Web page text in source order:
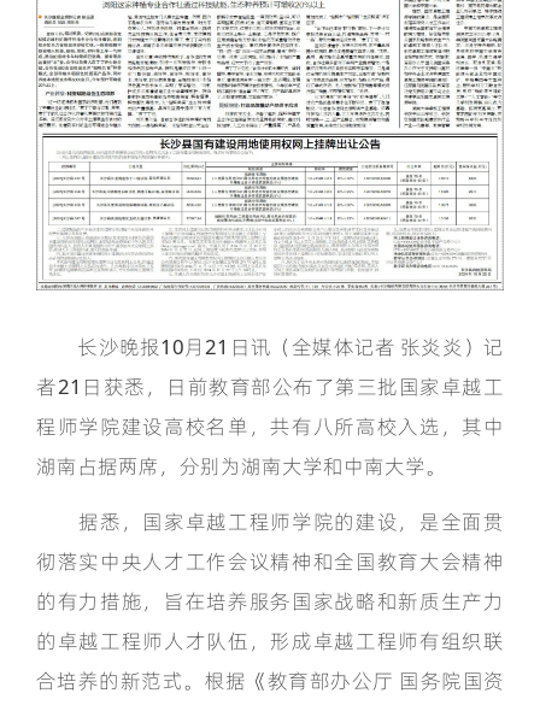
长沙晚报10月21日讯（全媒体记者 张炎炎）记
者21日获悉，日前教育部公布了第三批国家卓越工
程师学院建设高校名单，共有八所高校入选，其中
湖南占据两席，分别为湖南大学和中南大学。
据悉，国家卓越工程师学院的建设，是全面贯
彻落实中央人才工作会议精神和全国教育大会精神
的有力措施，旨在培养服务国家战略和新质生产力
的卓越工程师人才队伍，形成卓越工程师有组织联
合培养的新范式。根据《教育部办公厅 国务院国资